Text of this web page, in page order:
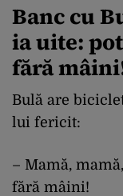
Banc cu
ia uite:
fără
Bulă are
lui fericit:
– Mamă,
fără mâini!